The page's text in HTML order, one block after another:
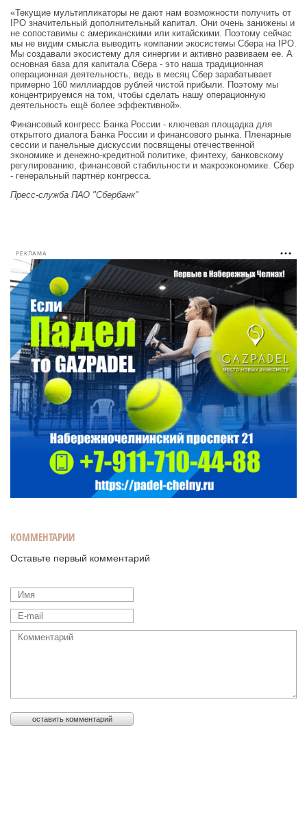
«Текущие мультипликаторы не дают нам возможности получить от
IPO значительный дополнительный капитал. Они очень занижены и
не сопоставимы с американскими или китайскими. Поэтому сейчас
мы не видим смысла выводить компании экосистемы Сбера на IPO.
Мы создавали экосистему для синергии и активно развиваем ее. А
основная база для капитала Сбера - это наша традиционная
операционная деятельность, ведь в месяц Сбер зарабатывает
примерно 160 миллиардов рублей чистой прибыли. Поэтому мы
концентрируемся на том, чтобы сделать нашу операционную
деятельность ещё более эффективной».
Финансовый конгресс Банка России - ключевая площадка для
открытого диалога Банка России и финансового рынка. Пленарные
сессии и панельные дискуссии посвящены отечественной
экономике и денежно-кредитной политике, финтеху, банковскому
регулированию, финансовой стабильности и макроэкономике. Сбер
- генеральный партнёр конгресса.
Пресс-служба ПАО "Сбербанк"
РЕКЛАМА
КОММЕНТАРИИ
Оставьте первый комментарий